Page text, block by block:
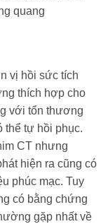
quang
vị hồi sức tích
thích hợp cho
với tổn thương
thể tự hồi phục.
CT nhưng
hiện ra cũng có
phúc mạc. Tuy
có bằng chứng
gặp nhất về